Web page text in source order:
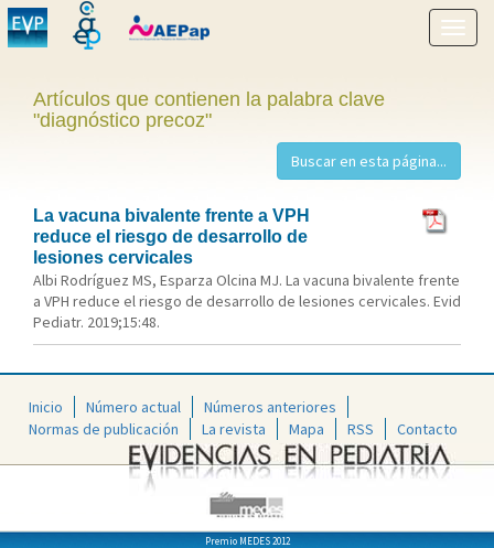
menú
Artículos que contienen la palabra clave
"diagnóstico precoz"
La vacuna bivalente frente a VPH
reduce el riesgo de desarrollo de
lesiones cervicales
Albi Rodríguez MS, Esparza Olcina MJ. La vacuna bivalente frente
a VPH reduce el riesgo de desarrollo de lesiones cervicales. Evid
Pediatr. 2019;15:48.
Inicio Número actual
Números anteriores
Normas de publicación
La revista Mapa RSS Contacto
Premio MEDES 2012